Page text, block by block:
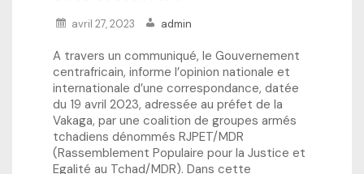
avril 27, 2023 admin
A travers un communiqué, le Gouvernement
centrafricain, informe l’opinion nationale et
internationale d’une correspondance, datée
du 19 avril 2023, adressée au préfet de la
Vakaga, par une coalition de groupes armés
tchadiens dénommés RJPET/MDR
(Rassemblement Populaire pour la Justice et
Egalité au Tchad/MDR). Dans cette